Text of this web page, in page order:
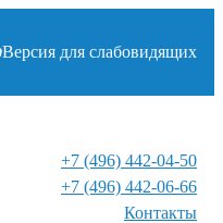
Версия для слабовидящих
+7 (496) 442-04-50
+7 (496) 442-06-66
Контакты⁠